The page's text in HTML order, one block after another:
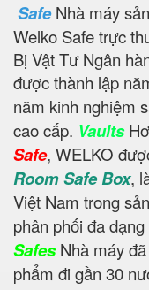
SafeNhà máy
Welko Safe trực
Bị Vật Tư Ngân
được thành lập
năm kinh nghiệm
cao cấp. Vaults
Safe, WELKO
Room Safe Box,
Việt Nam trong
phân phối đa
SafesNhà máy đã
phẩm đi gần 30